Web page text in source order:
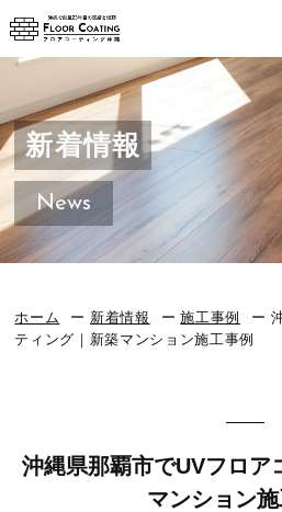
新着情報
News
ホーム 新着情報 施工事例
ティング｜新築マンション施工事例
沖縄県那覇市でUVフロア
マンション